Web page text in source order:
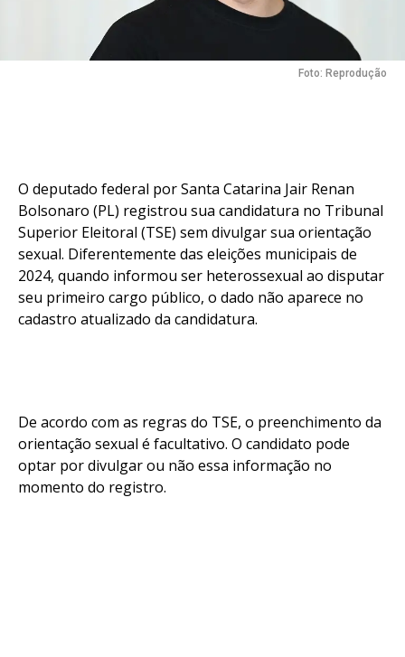
Foto: Reprodução
O deputado federal por Santa Catarina Jair Renan
Bolsonaro (PL) registrou sua candidatura no Tribunal
Superior Eleitoral (TSE) sem divulgar sua orientação
sexual. Diferentemente das eleições municipais de
2024, quando informou ser heterossexual ao disputar
seu primeiro cargo público, o dado não aparece no
cadastro atualizado da candidatura.
De acordo com as regras do TSE, o preenchimento da
orientação sexual é facultativo. O candidato pode
optar por divulgar ou não essa informação no
momento do registro.